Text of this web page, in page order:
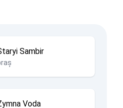
Sambir
Voda